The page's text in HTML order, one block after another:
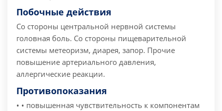
Побочные действия
Со стороны центральной нервной системы
головная боль. Со стороны пищеварительной
системы метеоризм, диарея, запор. Прочие
повышение артериального давления,
аллергические реакции.
Противопоказания
• • повышенная чувствительность к компонентам